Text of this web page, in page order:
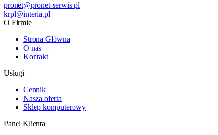
pronet@pronet-serwis.pl
krpl@interia.pl
O Firmie
Strona Główna
O nas
Kontakt
Usługi
Cennik
Nasza oferta
Sklep komputerowy
Panel Klienta